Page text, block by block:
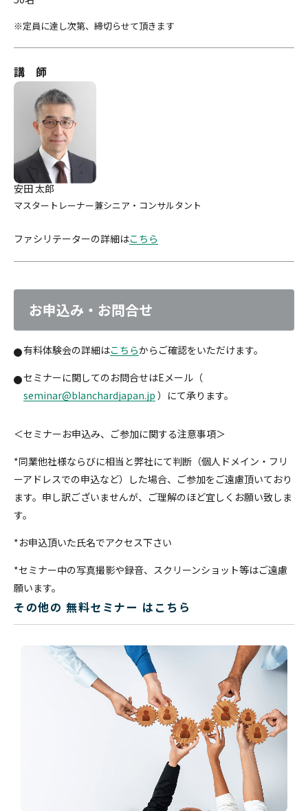
定員に達し次第、締切らせて頂きます
講 師
安田 太郎
マスタートレーナー兼シニア・コンサルタント
ファシリテーターの詳細はこちら
お申込み・お問合せ
有料体験会の詳細はこちらからご確認をいただけます。
セミナーに関してのお問合せはEメール（
seminar@blanchardjapan.jp ）にて承ります。
＜セミナーお申込み、ご参加に関する注意事項＞
*同業他社様ならびに相当と弊社にて判断（個人ドメイン・フリ
ーアドレスでの申込など）した場合、ご参加をご遠慮頂いており
ます。申し訳ございませんが、ご理解のほど宜しくお願い致しま
す。
*お申込頂いた氏名でアクセス下さい
*セミナー中の写真撮影や録音、スクリーンショット等はご遠慮
願います。
その他の 無料セミナー はこちら